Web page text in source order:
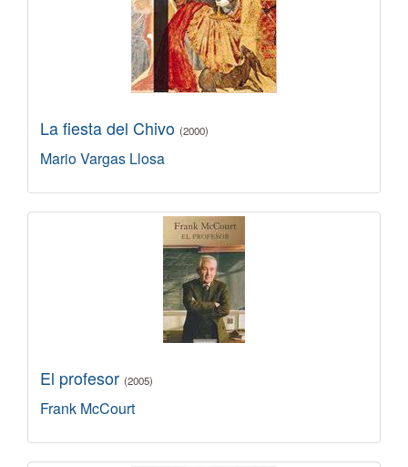
La fiesta del Chivo (2000)
Mario Vargas Llosa
El profesor (2005)
Frank McCourt